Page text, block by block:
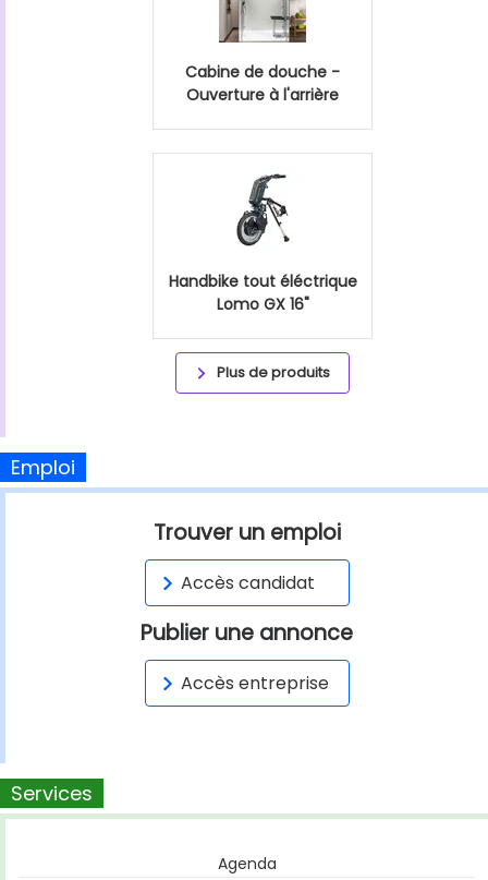
Cabine de douche -
Ouverture à l'arrière
Handbike tout éléctrique
Lomo GX 16"
Plus de produits
Emploi
Trouver un emploi
Accès candidat
Publier une annonce
Accès entreprise
Services
Agenda